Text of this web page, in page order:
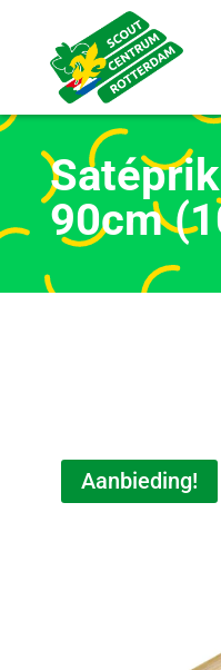
90cm
Aanbieding!